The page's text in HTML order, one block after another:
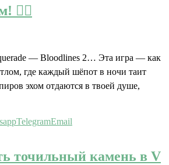
🧛‍♂️
— Bloodlines 2… Эта игра — как
где каждый шёпот в ночи таит
эхом отдаются в твоей душе,
TelegramEmail
точильный камень в V